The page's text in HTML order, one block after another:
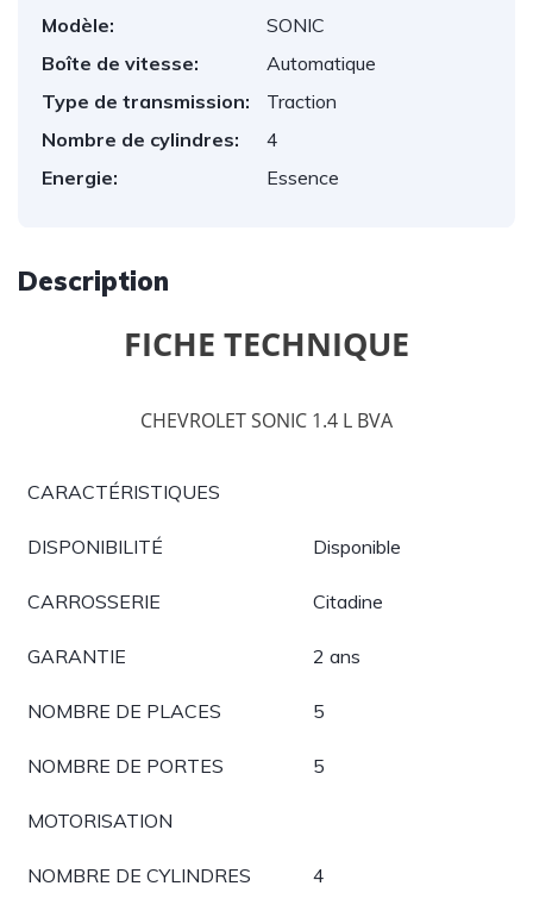
Modèle:
SONIC
Boîte de vitesse:
Automatique
Type de transmission:
Traction
Nombre de cylindres:
4
Energie:
Essence
Description
FICHE TECHNIQUE
CHEVROLET SONIC 1.4 L BVA
CARACTÉRISTIQUES
DISPONIBILITÉ Disponible
CARROSSERIE Citadine
GARANTIE 2 ans
NOMBRE DE PLACES 5
NOMBRE DE PORTES 5
MOTORISATION
NOMBRE DE CYLINDRES 4